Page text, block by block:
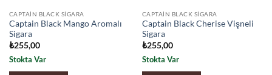
CAPTAIN BLACK SIGARA
Captain Black Mango Aromalı
Sigara
₺255,00
Stokta Var
CAPTAIN BLACK SIGARA
Captain Black Cherise Vişneli
Sigara
₺255,00
Stokta Var